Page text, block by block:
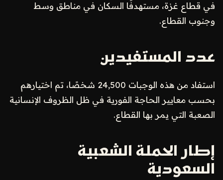
في قطاع غزة، مستهدفًا السكان في مناطق وسط
وجنوب القطاع.
عدد المستفيدين
استفاد من هذه الوجبات 24,500 شخصًا، تم اختيارهم
بحسب معايير الحاجة الفورية في ظل الظروف الإنسانية
الصعبة التي يمر بها القطاع.
إطار الحملة الشعبية
السعودية